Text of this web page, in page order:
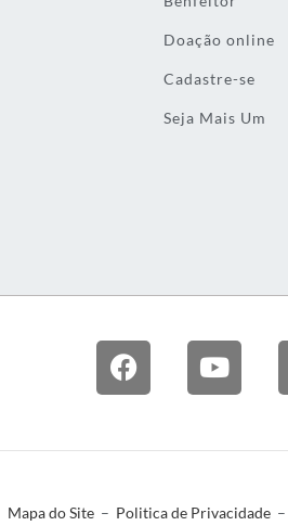
Doação online
Cadastre-se
Seja Mais Um
Mapa do Site– Politica de Privacidade–